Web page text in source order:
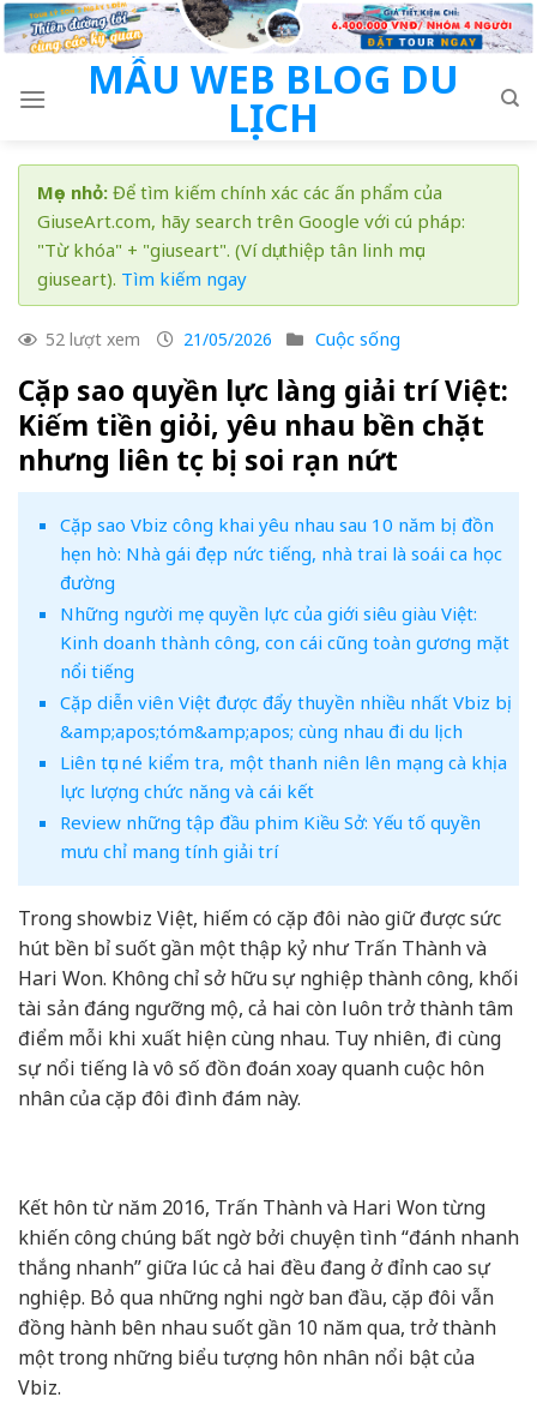
Skip
to
MẪU WEB BLOG DU
LỊCH
Mẹo nhỏ: Để tìm kiếm chính xác các ấn phẩm của
GiuseArt.com, hãy search trên Google với cú pháp:
"Từ khóa" + "giuseart". (Ví dụ: thiệp tân linh mục
giuseart). Tìm kiếm ngay
52 lượt xem 21/05/2026 Cuộc sống
Cặp sao quyền lực làng giải trí Việt:
Kiếm tiền giỏi, yêu nhau bền chặt
nhưng liên tục bị soi rạn nứt
Cặp sao Vbiz công khai yêu nhau sau 10 năm bị đồn
hẹn hò: Nhà gái đẹp nức tiếng, nhà trai là soái ca học
đường
Những người mẹ quyền lực của giới siêu giàu Việt:
Kinh doanh thành công, con cái cũng toàn gương mặt
nổi tiếng
Cặp diễn viên Việt được đẩy thuyền nhiều nhất Vbiz bị
&amp;apos;tóm&amp;apos; cùng nhau đi du lịch
Liên tục né kiểm tra, một thanh niên lên mạng cà khịa
lực lượng chức năng và cái kết
Review những tập đầu phim Kiều Sở: Yếu tố quyền
mưu chỉ mang tính giải trí
Trong showbiz Việt, hiếm có cặp đôi nào giữ được sức
hút bền bỉ suốt gần một thập kỷ nhưTrấn Thànhvà
Hari Won. Không chỉ sở hữu sự nghiệp thành công, khối
tài sản đáng ngưỡng mộ, cả hai còn luôn trở thành tâm
điểm mỗi khi xuất hiện cùng nhau. Tuy nhiên, đi cùng
sự nổi tiếng là vô số đồn đoán xoay quanh cuộc hôn
nhân của cặp đôi đình đám này.
Kết hôn từ năm 2016, Trấn Thành và Hari Won từng
khiến công chúng bất ngờ bởi chuyện tình “đánh nhanh
thắng nhanh” giữa lúc cả hai đều đang ở đỉnh cao sự
nghiệp. Bỏ qua những nghi ngờ ban đầu, cặp đôi vẫn
đồng hành bên nhau suốt gần 10 năm qua, trở thành
một trong những biểu tượng hôn nhân nổi bật của
Vbiz.